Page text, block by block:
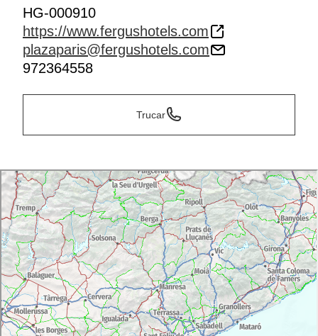
HG-000910
https://www.fergushotels.com
plazaparis@fergushotels.com
972364558
Trucar